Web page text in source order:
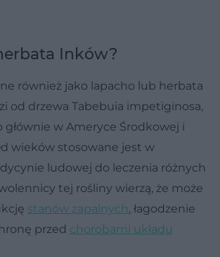
Inków?
również jako lapacho lub herbata
od drzewa Tabebuia impetiginosa,
w Ameryce Środkowej i
wieków stosowane jest w
ludowej do leczenia różnych
tej rośliny wierzą, że może
stanów zapalnych, łagodzenie
przed chorobami układu